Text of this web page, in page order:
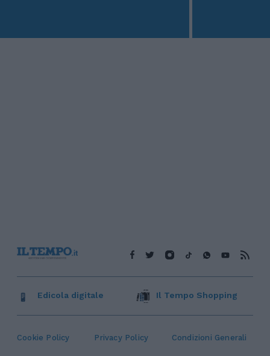
Cookie Policy Privacy Policy Condizioni Generali
Edicola digitale Il Tempo Shopping